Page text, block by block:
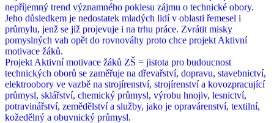
nepříjemný trend významného poklesu zájmu o technické obory.
Jeho důsledkem je nedostatek mladých lidí v oblasti řemesel i
průmylu, jenž se již projevuje i na trhu práce. Zvrátit misky
pomyslných vah opět do rovnováhy proto chce projekt Aktivní
motivace žáků.
Projekt Aktivní motivace žáků ZŠ = jistota pro budoucnost
technických oborů se zaměřuje na dřevařství, dopravu, stavebnictví,
elektroobory ve vazbě na strojírenství, strojírenství a kovozpracující
průmysl, sklářství, chemický průmysl, výrobu hnojiv, lesnictví,
potravinářství, zemědělství a služby, jako je opravárenství, textilní,
kožedělný a obuvnický průmysl.